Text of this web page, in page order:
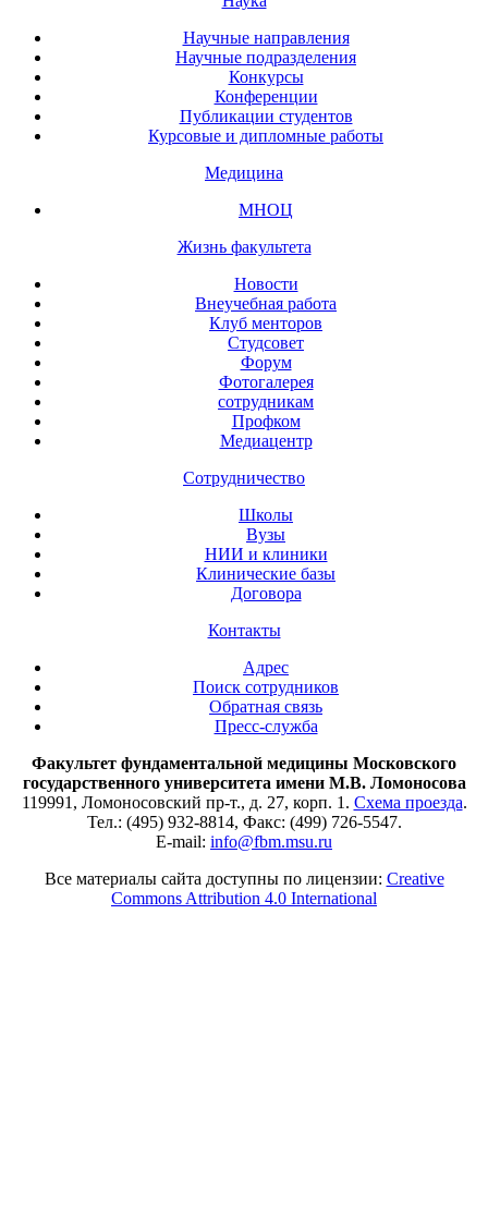
Научные направления
Научные подразделения
Конкурсы
Конференции
Публикации студентов
Курсовые и дипломные работы
Медицина
МНОЦ
Жизнь факультета
Новости
Внеучебная работа
Клуб менторов
Студсовет
Форум
Фотогалерея
сотрудникам
Профком
Медиацентр
Сотрудничество
Школы
Вузы
НИИ и клиники
Клинические базы
Договора
Контакты
Адрес
Поиск сотрудников
Обратная связь
Пресс-служба
Факультет фундаментальной медицины Московского
государственного университета имени М.В. Ломоносова
119991, Ломоносовский пр-т., д. 27, корп. 1. Схема проезда.
Тел.: (495) 932-8814, Факс: (499) 726-5547.
E-mail: info@fbm.msu.ru
Все материалы сайта доступны по лицензии: Creative
Commons Attribution 4.0 International